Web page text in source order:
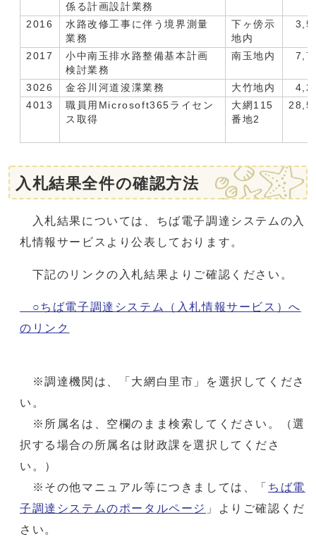
係る計画設計業務
2016
水路改修工事に伴う境界測量
業務
下ヶ傍示
地内
2017
小中南玉排水路整備基本計画
検討業務
南玉地内
3026 金谷川河道浚渫業務 大竹地内
4013
職員用Microsoft365ライセン
ス取得
大網115
番地2
入札結果全件の確認方法
入札結果については、ちば電子調達システムの入
札情報サービスより公表しております。
下記のリンクの入札結果よりご確認ください。
○ちば電子調達システム（入札情報サービス）へ
のリンク
※調達機関は、「大網白里市」を選択してくださ
い。
※所属名は、空欄のまま検索してください。（選
択する場合の所属名は財政課を選択してくださ
い。）
※その他マニュアル等につきましては、「 ちば電
子調達システムのポータルページ 」よりご確認くだ
さい。